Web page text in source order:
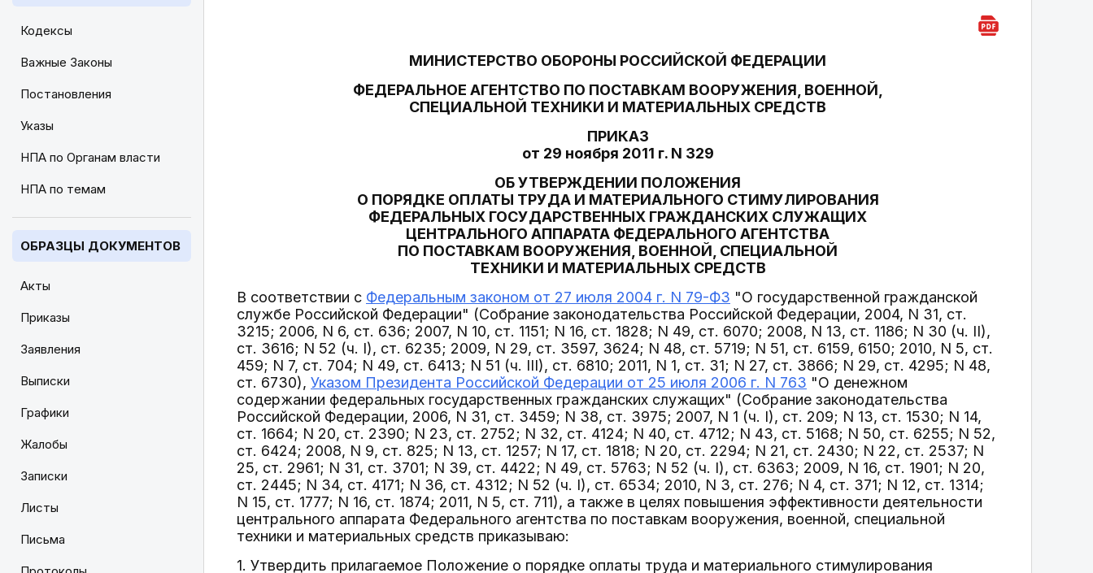
Кодексы
Важные Законы
Постановления
Указы
НПА по Органам власти
НПА по темам
ОБРАЗЦЫ ДОКУМЕНТОВ
Акты
Приказы
Заявления
Выписки
Графики
Жалобы
Записки
Листы
Письма
МИНИСТЕРСТВО ОБОРОНЫ РОССИЙСКОЙ ФЕДЕРАЦИИ
ФЕДЕРАЛЬНОЕ АГЕНТСТВО ПО ПОСТАВКАМ ВООРУЖЕНИЯ, ВОЕННОЙ,
СПЕЦИАЛЬНОЙ ТЕХНИКИ И МАТЕРИАЛЬНЫХ СРЕДСТВ
ПРИКАЗ
от 29 ноября 2011 г. N 329
ОБ УТВЕРЖДЕНИИ ПОЛОЖЕНИЯ
О ПОРЯДКЕ ОПЛАТЫ ТРУДА И МАТЕРИАЛЬНОГО СТИМУЛИРОВАНИЯ
ФЕДЕРАЛЬНЫХ ГОСУДАРСТВЕННЫХ ГРАЖДАНСКИХ СЛУЖАЩИХ
ЦЕНТРАЛЬНОГО АППАРАТА ФЕДЕРАЛЬНОГО АГЕНТСТВА
ПО ПОСТАВКАМ ВООРУЖЕНИЯ, ВОЕННОЙ, СПЕЦИАЛЬНОЙ
ТЕХНИКИ И МАТЕРИАЛЬНЫХ СРЕДСТВ
В соответствии с Федеральным законом от 27 июля 2004 г. N 79-ФЗ "О государственной гражданской
службе Российской Федерации" (Собрание законодательства Российской Федерации, 2004, N 31, ст.
3215; 2006, N 6, ст. 636; 2007, N 10, ст. 1151; N 16, ст. 1828; N 49, ст. 6070; 2008, N 13, ст. 1186; N 30 (ч. II),
ст. 3616; N 52 (ч. I), ст. 6235; 2009, N 29, ст. 3597, 3624; N 48, ст. 5719; N 51, ст. 6159, 6150; 2010, N 5, ст.
459; N 7, ст. 704; N 49, ст. 6413; N 51 (ч. III), ст. 6810; 2011, N 1, ст. 31; N 27, ст. 3866; N 29, ст. 4295; N 48,
ст. 6730), Указом Президента Российской Федерации от 25 июля 2006 г. N 763 "О денежном
содержании федеральных государственных гражданских служащих" (Собрание законодательства
Российской Федерации, 2006, N 31, ст. 3459; N 38, ст. 3975; 2007, N 1 (ч. I), ст. 209; N 13, ст. 1530; N 14,
ст. 1664; N 20, ст. 2390; N 23, ст. 2752; N 32, ст. 4124; N 40, ст. 4712; N 43, ст. 5168; N 50, ст. 6255; N 52,
ст. 6424; 2008, N 9, ст. 825; N 13, ст. 1257; N 17, ст. 1818; N 20, ст. 2294; N 21, ст. 2430; N 22, ст. 2537; N
25, ст. 2961; N 31, ст. 3701; N 39, ст. 4422; N 49, ст. 5763; N 52 (ч. I), ст. 6363; 2009, N 16, ст. 1901; N 20,
ст. 2445; N 34, ст. 4171; N 36, ст. 4312; N 52 (ч. I), ст. 6534; 2010, N 3, ст. 276; N 4, ст. 371; N 12, ст. 1314;
N 15, ст. 1777; N 16, ст. 1874; 2011, N 5, ст. 711), а также в целях повышения эффективности деятельности
центрального аппарата Федерального агентства по поставкам вооружения, военной, специальной
техники и материальных средств приказываю:
1. Утвердить прилагаемое Положение о порядке оплаты труда и материального стимулирования